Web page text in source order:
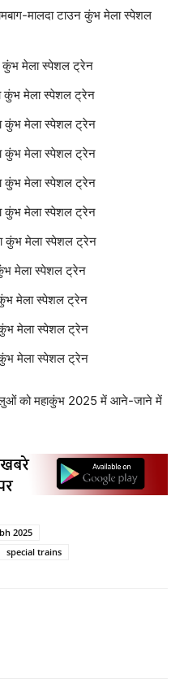
मालदा टाउन कुंभ मेला स्पेशल
कुंभ मेला स्पेशल ट्रेन
कुंभ मेला स्पेशल ट्रेन
कुंभ मेला स्पेशल ट्रेन
कुंभ मेला स्पेशल ट्रेन
कुंभ मेला स्पेशल ट्रेन
कुंभ मेला स्पेशल ट्रेन
कुंभ मेला स्पेशल ट्रेन
मेला स्पेशल ट्रेन
कुंभ मेला स्पेशल ट्रेन
कुंभ मेला स्पेशल ट्रेन
कुंभ मेला स्पेशल ट्रेन
को महाकुंभ 2025 में आने-जाने में
2025
special trains